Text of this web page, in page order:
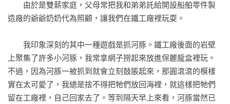
由於是雙薪家庭，父母常把我和弟弟託給開設船舶零件製
造廠的爺爺奶奶代為照顧，讓我們在鐵工廠裡玩耍。
我印象深刻的其中一種遊戲是抓河豚。鐵工廠後面的岩壁
上聚集了許多小河豚，我常拿網子撈起來放進保麗龍盒裡玩。
不過，因為河豚一被抓到就會立刻鼓脹起來，那圓滾滾的模樣
實在太可愛了，我總是捨不得把牠們放回海裡，就這樣把牠們
留在工廠裡，自己回家去了。等到隔天早上來看，河豚當然已